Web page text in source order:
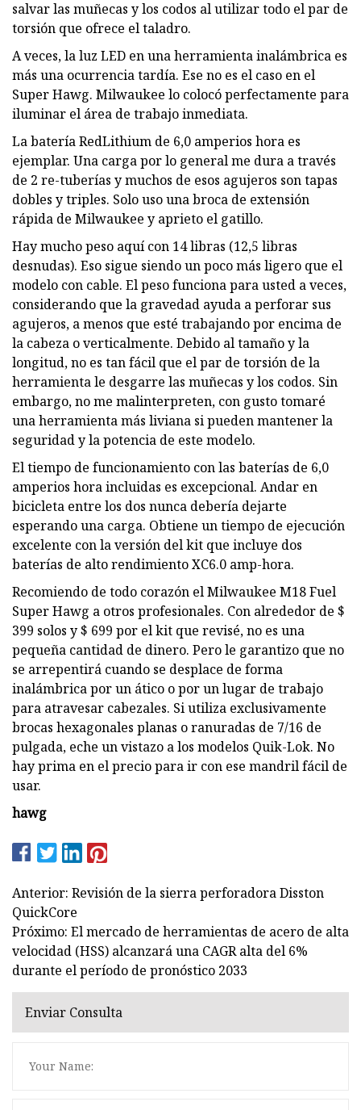
salvar las muñecas y los codos al utilizar todo el par de
torsión que ofrece el taladro.
A veces, la luz LED en una herramienta inalámbrica es
más una ocurrencia tardía. Ese no es el caso en el
Super Hawg. Milwaukee lo colocó perfectamente para
iluminar el área de trabajo inmediata.
La batería RedLithium de 6,0 amperios hora es
ejemplar. Una carga por lo general me dura a través
de 2 re-tuberías y muchos de esos agujeros son tapas
dobles y triples. Solo uso una broca de extensión
rápida de Milwaukee y aprieto el gatillo.
Hay mucho peso aquí con 14 libras (12,5 libras
desnudas). Eso sigue siendo un poco más ligero que el
modelo con cable. El peso funciona para usted a veces,
considerando que la gravedad ayuda a perforar sus
agujeros, a menos que esté trabajando por encima de
la cabeza o verticalmente. Debido al tamaño y la
longitud, no es tan fácil que el par de torsión de la
herramienta le desgarre las muñecas y los codos. Sin
embargo, no me malinterpreten, con gusto tomaré
una herramienta más liviana si pueden mantener la
seguridad y la potencia de este modelo.
El tiempo de funcionamiento con las baterías de 6,0
amperios hora incluidas es excepcional. Andar en
bicicleta entre los dos nunca debería dejarte
esperando una carga. Obtiene un tiempo de ejecución
excelente con la versión del kit que incluye dos
baterías de alto rendimiento XC6.0 amp-hora.
Recomiendo de todo corazón el Milwaukee M18 Fuel
Super Hawg a otros profesionales. Con alrededor de $
399 solos y $ 699 por el kit que revisé, no es una
pequeña cantidad de dinero. Pero le garantizo que no
se arrepentirá cuando se desplace de forma
inalámbrica por un ático o por un lugar de trabajo
para atravesar cabezales. Si utiliza exclusivamente
brocas hexagonales planas o ranuradas de 7/16 de
pulgada, eche un vistazo a los modelos Quik-Lok. No
hay prima en el precio para ir con ese mandril fácil de
usar.
hawg
Anterior: Revisión de la sierra perforadora Disston
QuickCore
Próximo: El mercado de herramientas de acero de alta
velocidad (HSS) alcanzará una CAGR alta del 6%
durante el período de pronóstico 2033
Enviar Consulta